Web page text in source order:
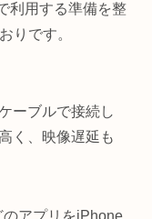
利用する準備を整
りです。
ーブルで接続し
く、映像遅延も